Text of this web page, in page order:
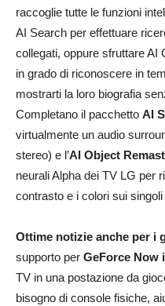
raccoglie tutte le funzioni
AI Search per effettuare
collegati, oppure sfruttare AI
in grado di riconoscere in
mostrarti la loro biografia
Completano il pacchetto AI
virtualmente un audio
stereo) e l’AI Object
neurali Alpha dei TV LG per
contrasto e i colori sui
Ottime notizie anche per i
supporto per GeForce Now
TV in una postazione da
bisogno di console fisiche,